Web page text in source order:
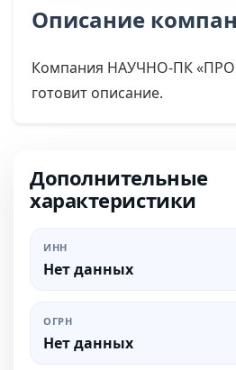
Описание
Компания НАУЧНО-ПК
готовит описание.
Дополнительные
характеристики
ИНН
Нет данных
ОГРН
Нет данных